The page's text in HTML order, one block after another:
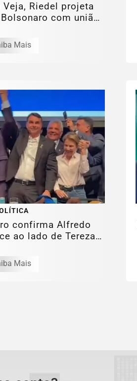
Veja, Riedel projeta
com união
Mais
confirma Alfredo
ao lado de Tereza
Mais